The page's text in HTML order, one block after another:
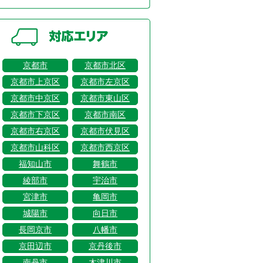
京都市
京都市北区
京都市上京区
京都市左京区
京都市中京区
京都市東山区
京都市下京区
京都市南区
京都市右京区
京都市伏見区
京都市山科区
京都市西京区
福知山市
舞鶴市
綾部市
宇治市
宮津市
亀岡市
城陽市
向日市
長岡京市
八幡市
京田辺市
京丹後市